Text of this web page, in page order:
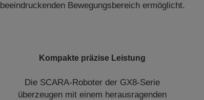
beeindruckenden Bewegungsbereich ermöglicht.
Kompakte präzise Leistung
Die SCARA-Roboter der GX8-Serie
überzeugen mit einem herausragenden